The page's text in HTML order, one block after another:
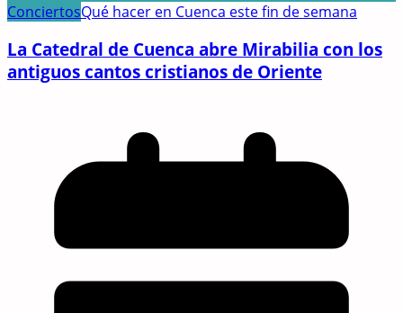
ConciertosQué hacer en Cuenca este fin de semana
La Catedral de Cuenca abre Mirabilia con los
antiguos cantos cristianos de Oriente